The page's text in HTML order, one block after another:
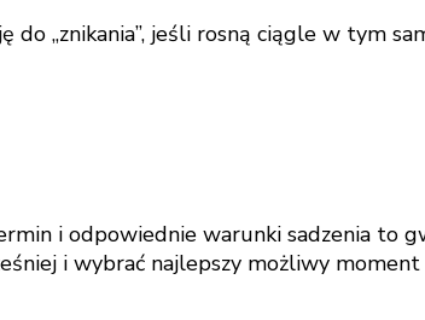
„znikania”, jeśli rosną ciągle w tym
i odpowiednie warunki sadzenia to
i wybrać najlepszy możliwy moment